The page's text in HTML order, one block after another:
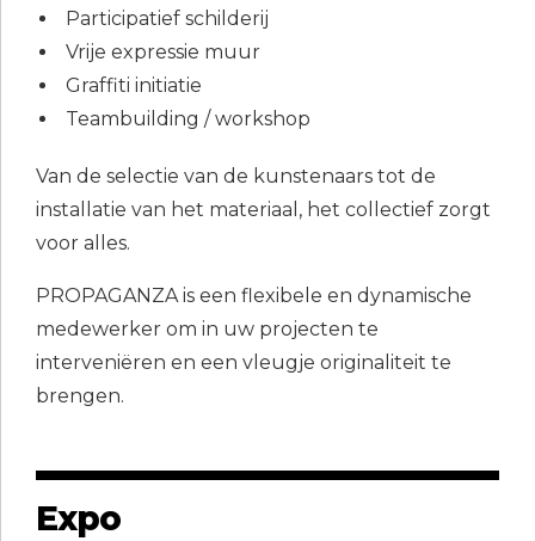
Participatief schilderij
Vrije expressie muur
Graffiti initiatie
Teambuilding / workshop
Van de selectie van de kunstenaars tot de
installatie van het materiaal, het collectief zorgt
voor alles.
PROPAGANZA is een flexibele en dynamische
medewerker om in uw projecten te
interveniëren en een vleugje originaliteit te
brengen.
Expo